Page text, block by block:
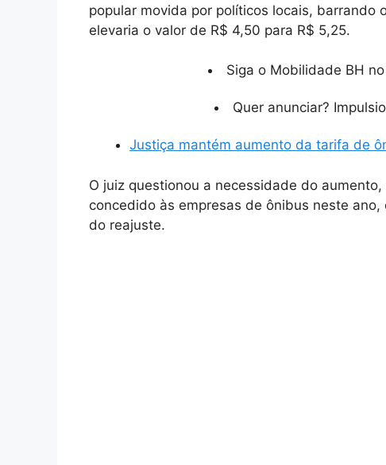
popular movida por políticos locais, barrando
elevaria o valor de R$ 4,50 para R$ 5,25.
Siga o Mobilidade BH
Quer anunciar?
Justiça mantém aumento da tarifa de
O juiz questionou a necessidade do
concedido às empresas de ônibus neste
do reajuste.